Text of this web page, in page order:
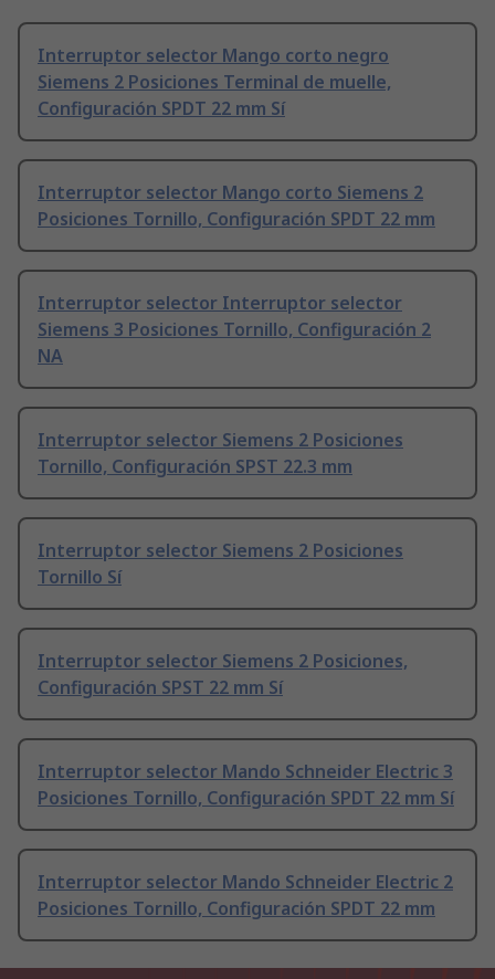
Interruptor selector Mango corto negro
Siemens 2 Posiciones Terminal de muelle,
Configuración SPDT 22 mm Sí
Interruptor selector Mango corto Siemens 2
Posiciones Tornillo, Configuración SPDT 22 mm
Interruptor selector Interruptor selector
Siemens 3 Posiciones Tornillo, Configuración 2
NA
Interruptor selector Siemens 2 Posiciones
Tornillo, Configuración SPST 22.3 mm
Interruptor selector Siemens 2 Posiciones
Tornillo Sí
Interruptor selector Siemens 2 Posiciones,
Configuración SPST 22 mm Sí
Interruptor selector Mando Schneider Electric 3
Posiciones Tornillo, Configuración SPDT 22 mm Sí
Interruptor selector Mando Schneider Electric 2
Posiciones Tornillo, Configuración SPDT 22 mm